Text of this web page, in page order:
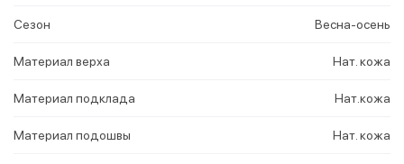
Сезон Весна-осень
Материал верха Нат. кожа
Материал подклада Нат.кожа
Материал подошвы Нат. кожа